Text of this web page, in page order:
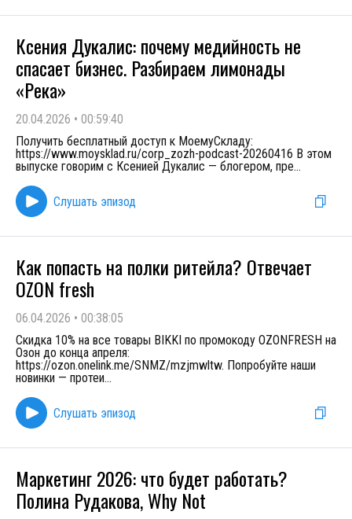
Ксения Дукалис: почему медийность не
спасает бизнес. Разбираем лимонады
«Река»
20.04.2026 • 00:59:40
Получить бесплатный доступ к МоемуСкладу:
https://www.moysklad.ru/corp_zozh-podcast-20260416 В этом
выпуске говорим с Ксенией Дукалис — блогером, пре...
Слушать эпизод
Как попасть на полки ритейла? Отвечает
OZON fresh
06.04.2026 • 00:38:05
Скидка 10% на все товары BIKKI по промокоду OZONFRESH на
Озон до конца апреля:
https://ozon.onelink.me/SNMZ/mzjmwltw. Попробуйте наши
новинки — протеи...
Слушать эпизод
Маркетинг 2026: что будет работать?
Полина Рудакова, Why Not